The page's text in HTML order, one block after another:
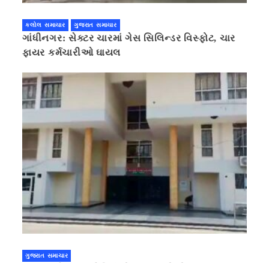
કલોલ સમાચાર ગુજરાત સમાચાર
ગાંધીનગર: સેક્ટર ચારમાં ગેસ સિલિન્ડર વિસ્ફોટ, ચાર
ફાયર કર્મચારીઓ ઘાયલ
ગુજરાત સમાચાર